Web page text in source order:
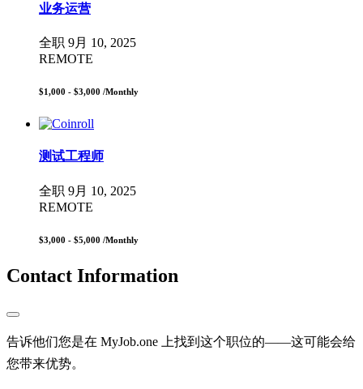
业务运营
全职 9月 10, 2025
REMOTE
$1,000 - $3,000 /Monthly
测试工程师
全职 9月 10, 2025
REMOTE
$3,000 - $5,000 /Monthly
Contact Information
告诉他们您是在 MyJob.one 上找到这个职位的——这可能会给
您带来优势。